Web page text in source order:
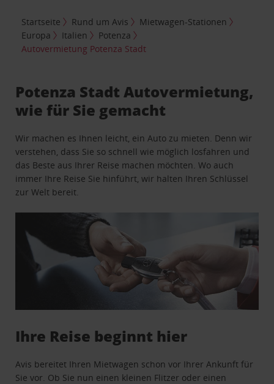
Startseite Rund um Avis
Mietwagen-Stationen
Europa
Italien
Potenza
Autovermietung Potenza Stadt
Potenza Stadt Autovermietung,
wie für Sie gemacht
Wir machen es Ihnen leicht, ein Auto zu mieten. Denn wir
verstehen, dass Sie so schnell wie möglich losfahren und
das Beste aus Ihrer Reise machen möchten. Wo auch
immer Ihre Reise Sie hinführt, wir halten Ihren Schlüssel
zur Welt bereit.
Ihre Reise beginnt hier
Avis bereitet Ihren Mietwagen schon vor Ihrer Ankunft für
Sie vor. Ob Sie nun einen kleinen Flitzer oder einen